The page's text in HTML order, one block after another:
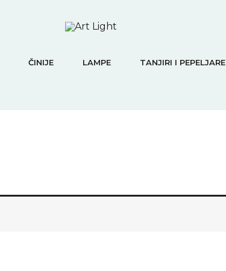
ČINIJE LAMPE TANJIRI I PEPELJARE